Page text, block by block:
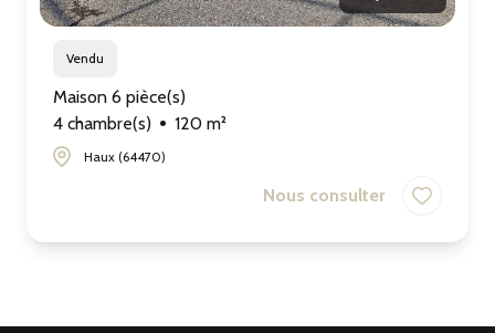
Vendu
Maison 6 pièce(s)
4 chambre(s)
120 m²
Haux (64470)
Nous consulter